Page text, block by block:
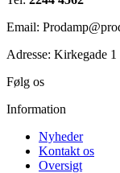
Email:
Adresse: Kirkegade
Følg os
Information
Nyheder
Kontakt os
Oversigt